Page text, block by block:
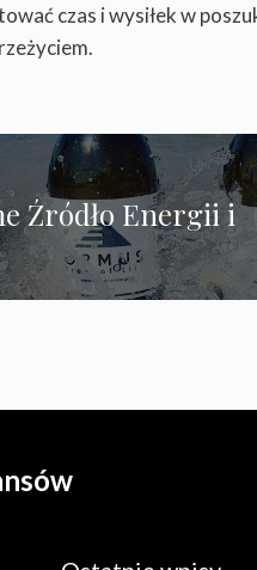
czas i wysiłek w
Źródło Energii i